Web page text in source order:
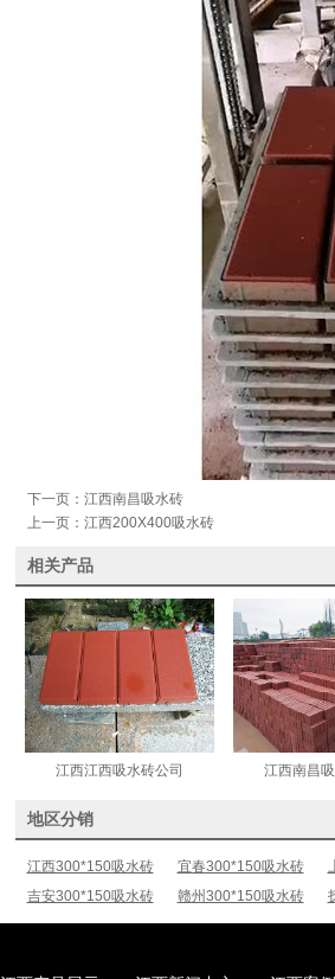
下一页： 江西南昌吸水砖
上一页： 江西200X400吸水砖
相关产品
江西江西吸水砖公司 江西南昌
地区分销
江西300*150吸水砖 宜春300*150吸水砖
吉安300*150吸水砖
赣州300*150吸水砖